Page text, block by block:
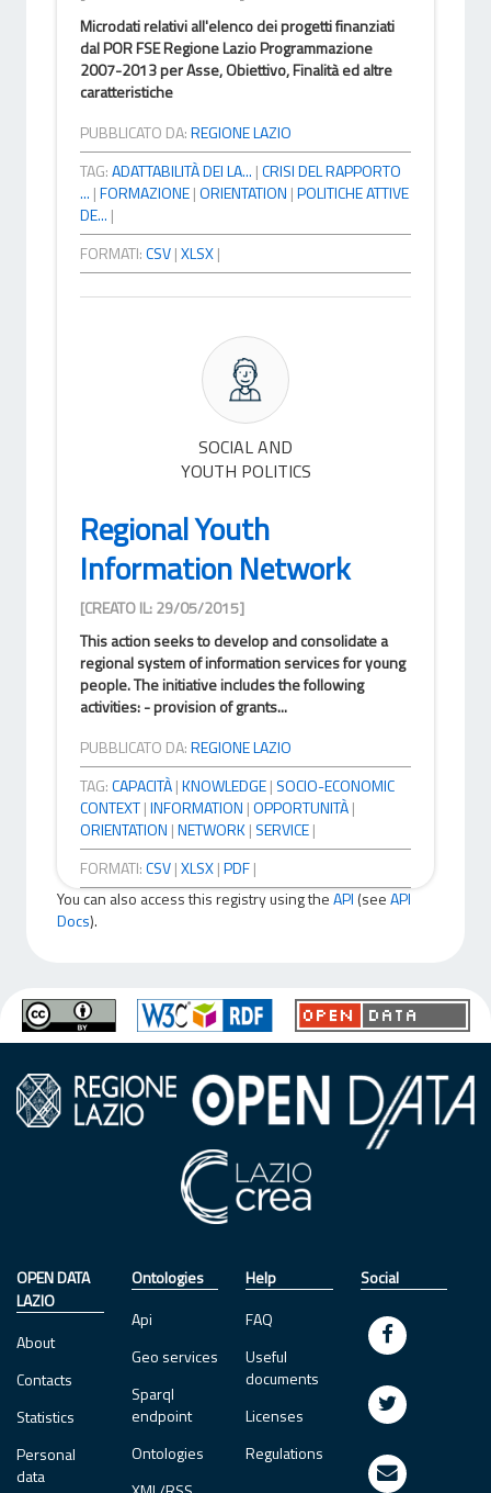
Microdati relativi all'elenco dei progetti finanziati
dal POR FSE Regione Lazio Programmazione
2007-2013 per Asse, Obiettivo, Finalità ed altre
caratteristiche
PUBBLICATO DA:REGIONE LAZIO
TAG:ADATTABILITÀ DEI LA... |CRISI DEL RAPPORTO
... |FORMAZIONE|ORIENTATION |POLITICHE ATTIVE
DE... |
FORMATI:CSV|XLSX|
SOCIAL AND
YOUTH POLITICS
Regional Youth
Information Network
[CREATO IL: 29/05/2015]
This action seeks to develop and consolidate a
regional system of information services for young
people. The initiative includes the following
activities: - provision of grants...
PUBBLICATO DA:REGIONE LAZIO
TAG:CAPACITÀ|KNOWLEDGE| SOCIO-ECONOMIC
CONTEXT|INFORMATION |OPPORTUNITÀ|
ORIENTATION |NETWORK| SERVICE|
FORMATI:CSV|XLSX|PDF|
You can also access this registry using theAPI (seeAPI
Docs).
OPEN DATA
LAZIO
About
Contacts
Statistics
Personal
data
Ontologies
Api
Geo services
Sparql
endpoint
Ontologies
Help
FAQ
Useful
documents
Licenses
Regulations
Social